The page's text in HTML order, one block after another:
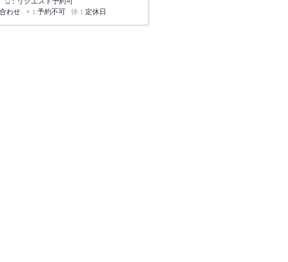
わせ × ：予約不可 休 ：定休日